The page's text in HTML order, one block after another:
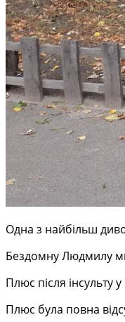
Одна з найбільш
Бездомну Людмилу ми
Плюс після інсульту
Плюс була повна